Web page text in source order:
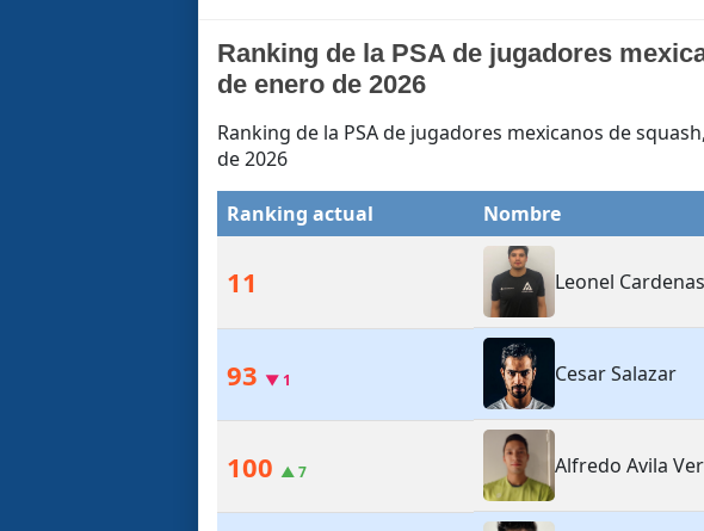
Ranking de la PSA de jugadores
de enero de 2026
Ranking de la PSA de jugadores mexicanos de
de 2026
Ranking actual Nombre
11 Leonel Cardenas
93 ▼ 1 Cesar Salazar
100 ▲7 Alfredo Avila